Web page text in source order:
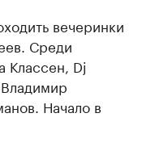
вечеринки
Среди
Классен, Dj
Начало в